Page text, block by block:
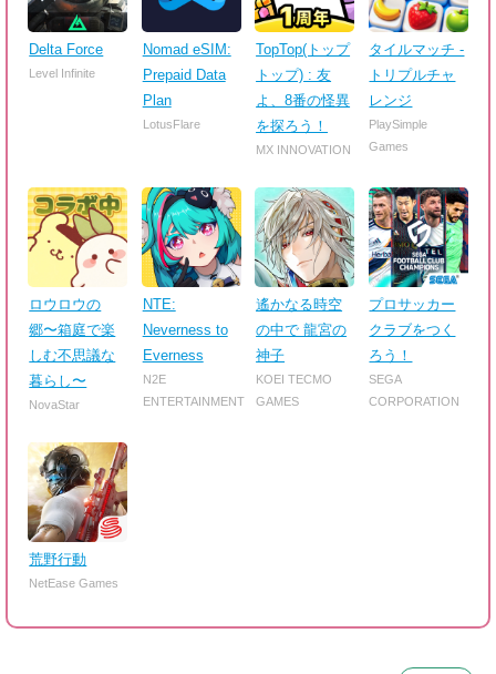
Delta Force
Level Infinite
Nomad eSIM:
Prepaid Data
Plan
LotusFlare
TopTop(トップ
トップ) : 友
よ、8番の怪異
を探ろう！
MX INNOVATION
タイルマッチ -
トリプルチャ
レンジ
PlaySimple
Games
ロウロウの
郷〜箱庭で楽
しむ不思議な
暮らし〜
NovaStar
NTE:
Neverness to
Everness
N2E
ENTERTAINMENT
遙かなる時空
の中で 龍宮の
神子
KOEI TECMO
GAMES
プロサッカー
クラブをつく
ろう！
SEGA
CORPORATION
荒野行動
NetEase Games